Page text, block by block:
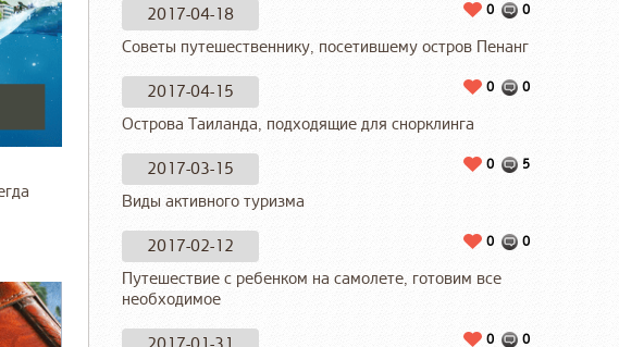
2017-04-18 0
0
Советы путешественнику, посетившему остров Пенанг
2017-04-15 0
0
Острова Таиланда, подходящие для снорклинга
2017-03-15 5
0
Виды активного туризма
2017-02-12 0
0
Путешествие с ребенком на самолете, готовим все
необходимое
0
0